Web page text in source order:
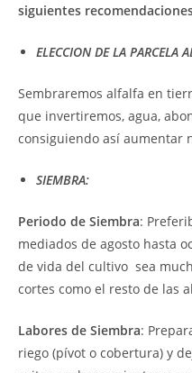
siguientes
ELECCION DE LA PARCELA
Sembraremos alfalfa en
que invertiremos, agua,
consiguiendo así aumentar
SIEMBRA:
Periodo de Siembra:
mediados de agosto hasta
de vida del cultivo sea
cortes como el resto de las
Labores de Siembra:
riego (pívot o cobertura) y